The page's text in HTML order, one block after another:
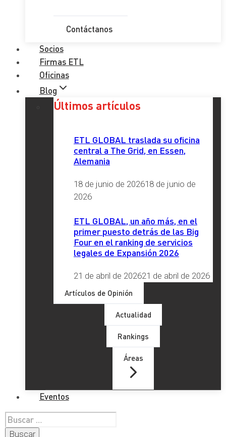
Contáctanos
Socios
Firmas ETL
Oficinas
Blog
Últimos artículos
ETL GLOBAL traslada su oficina
central a The Grid, en Essen,
Alemania
18 de junio de 202618 de junio de
2026
ETL GLOBAL, un año más, en el
primer puesto detrás de las Big
Four en el ranking de servicios
legales de Expansión 2026
21 de abril de 202621 de abril de 2026
Artículos de Opinión
Actualidad
Rankings
Áreas
Eventos
Buscar: